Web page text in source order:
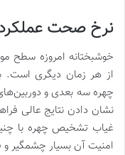
نرخ صحت عملکرد
خوشبختانه امروزه سطح
از هر زمان دیگری است.
چهره سه بعدی و
نشان دادن نتایج عالی
غیاب تشخیص چهره با
امنیت آن بسیار چشمگیر